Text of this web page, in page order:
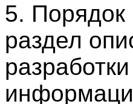
5. Порядок
раздел